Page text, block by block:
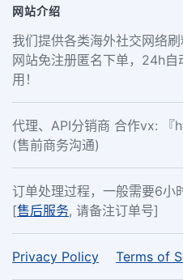
网站介绍
我们提供各类海外社交网络
网站免注册匿名下单，24h
用！
代理、API分销商 合作vx:
(售前商务沟通)
订单处理过程，一般需要6小
[售后服务, 请备注订单号]
Privacy Policy Terms of